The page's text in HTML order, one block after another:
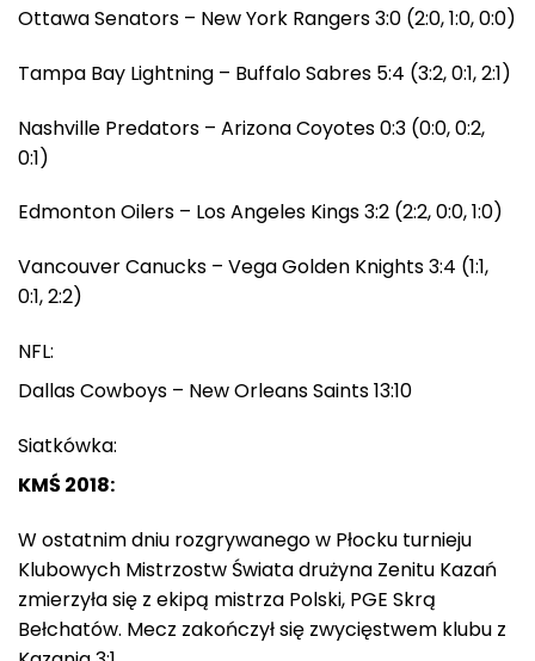
Ottawa Senators – New York Rangers 3:0 (2:0, 1:0, 0:0)
Tampa Bay Lightning – Buffalo Sabres 5:4 (3:2, 0:1, 2:1)
Nashville Predators – Arizona Coyotes 0:3 (0:0, 0:2,
0:1)
Edmonton Oilers – Los Angeles Kings 3:2 (2:2, 0:0, 1:0)
Vancouver Canucks – Vega Golden Knights 3:4 (1:1,
0:1, 2:2)
NFL:
Dallas Cowboys – New Orleans Saints 13:10
Siatkówka:
KMŚ 2018:
W ostatnim dniu rozgrywanego w Płocku turnieju
Klubowych Mistrzostw Świata drużyna Zenitu Kazań
zmierzyła się z ekipą mistrza Polski, PGE Skrą
Bełchatów. Mecz zakończył się zwycięstwem klubu z